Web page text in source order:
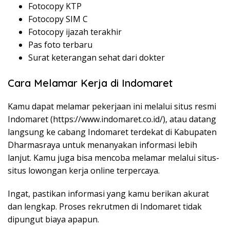
Fotocopy KTP
Fotocopy SIM C
Fotocopy ijazah terakhir
Pas foto terbaru
Surat keterangan sehat dari dokter
Cara Melamar Kerja di Indomaret
Kamu dapat melamar pekerjaan ini melalui situs resmi
Indomaret (https://www.indomaret.co.id/), atau datang
langsung ke cabang Indomaret terdekat di Kabupaten
Dharmasraya untuk menanyakan informasi lebih
lanjut. Kamu juga bisa mencoba melamar melalui situs-
situs lowongan kerja online terpercaya.
Ingat, pastikan informasi yang kamu berikan akurat
dan lengkap. Proses rekrutmen di Indomaret tidak
dipungut biaya apapun.